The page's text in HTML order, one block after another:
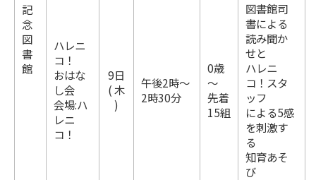
記
念
図
書
館
ハレニ
コ！
おはな
し会
会場:ハ
レニ
コ！
9日
( 木
)
午後2時～
2時30分
0歳
～
先着
15組
図書館司
書による
読み聞か
せと
ハレニ
コ！スタ
ッフ
による5感
を刺激す
る
知育あそ
び